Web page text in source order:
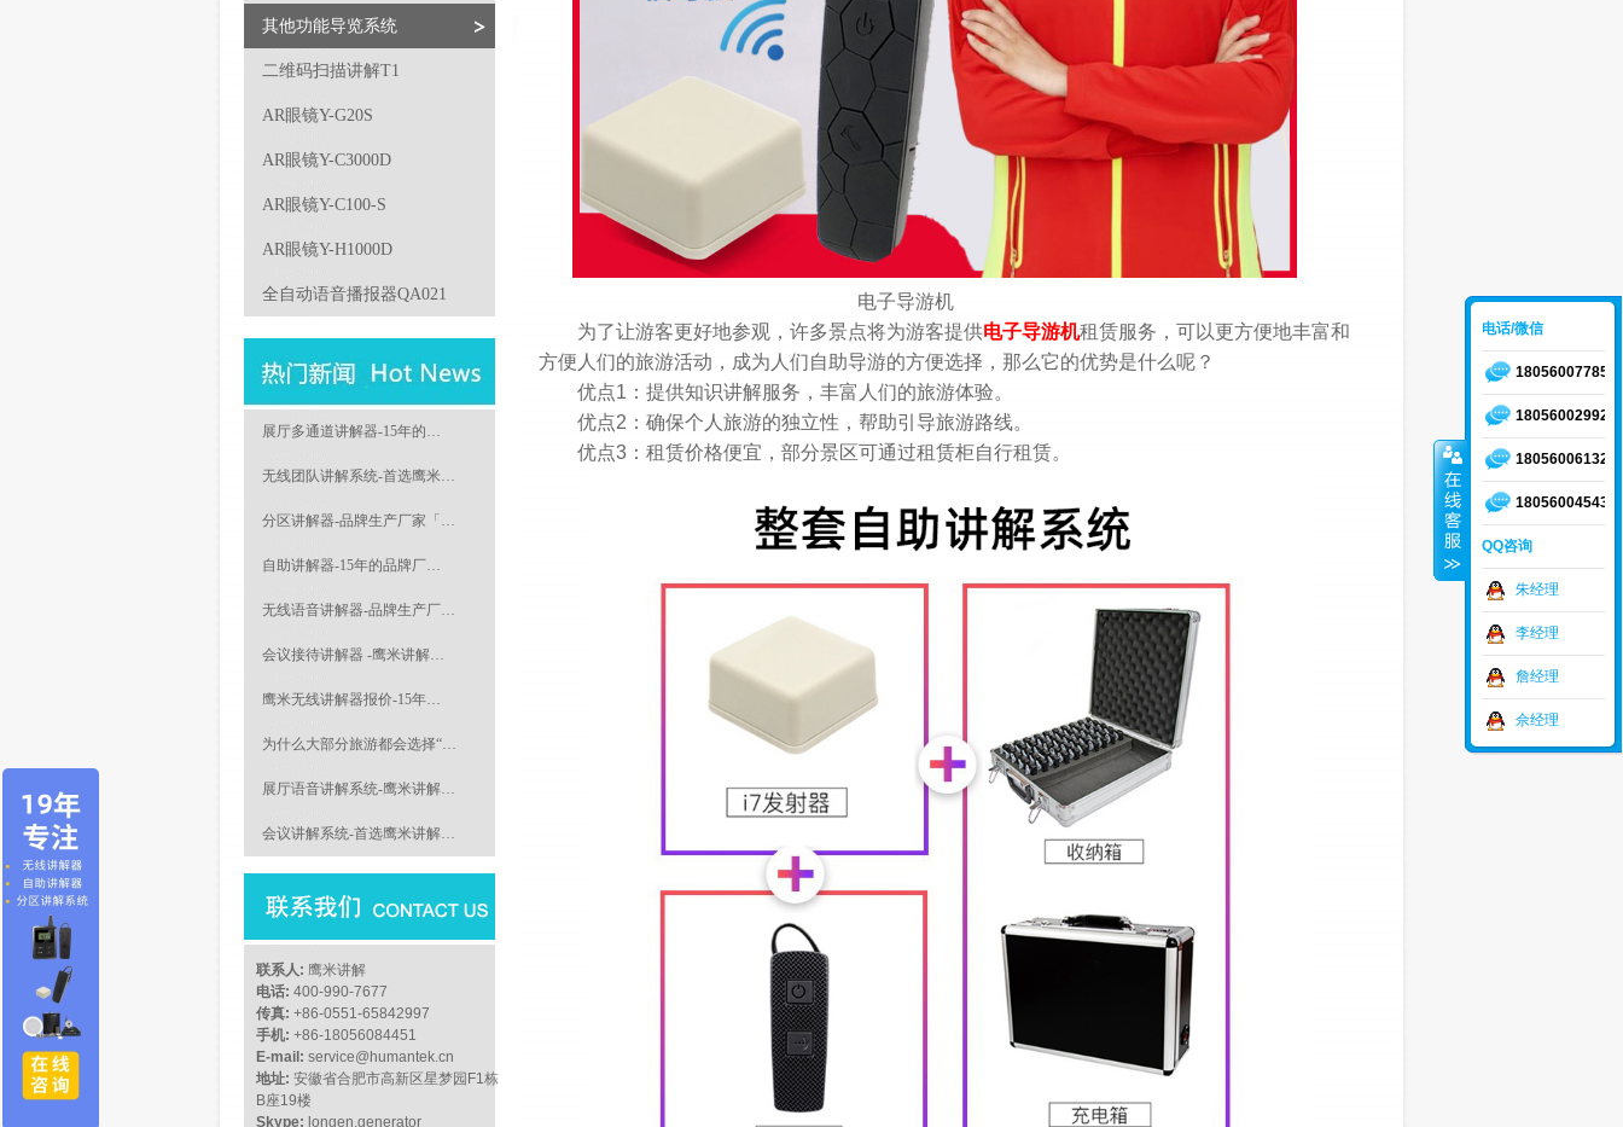
电话/微信
18056007785
18056002992
18056006132
18056004543
QQ咨询
朱经理
李经理
詹经理
佘经理
其他功能导览系统
二维码扫描讲解T1
AR眼镜Y-G20S
AR眼镜Y-C3000D
AR眼镜Y-C100-S
AR眼镜Y-H1000D
全自动语音播报器QA021
展厅多通道讲解器-15年的…
无线团队讲解系统-首选鹰米…
分区讲解器-品牌生产厂家「…
自助讲解器-15年的品牌厂…
无线语音讲解器-品牌生产厂…
会议接待讲解器 -鹰米讲解…
鹰米无线讲解器报价-15年…
为什么大部分旅游都会选择“…
展厅语音讲解系统-鹰米讲解…
会议讲解系统-首选鹰米讲解…
联系人: 鹰米讲解
电话: 400-990-7677
传真: +86-0551-65842997
手机: +86-18056084451
E-mail: service@humantek.cn
地址: 安徽省合肥市高新区星梦园F1栋
B座19楼
Skype: longen.generator
电子导游机
为了让游客更好地参观，许多景点将为游客提供电子导游机租赁服务，可以更方便地丰富和
方便人们的旅游活动，成为人们自助导游的方便选择，那么它的优势是什么呢？
优点1：提供知识讲解服务，丰富人们的旅游体验。
优点2：确保个人旅游的独立性，帮助引导旅游路线。
优点3：租赁价格便宜，部分景区可通过租赁柜自行租赁。